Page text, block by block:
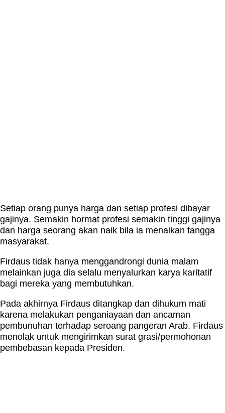
Setiap orang punya harga dan setiap profesi dibayar
gajinya. Semakin hormat profesi semakin tinggi gajinya
dan harga seorang akan naik bila ia menaikan tangga
masyarakat.
Firdaus tidak hanya menggandrongi dunia malam
melainkan juga dia selalu menyalurkan karya karitatif
bagi mereka yang membutuhkan.
Pada akhirnya Firdaus ditangkap dan dihukum mati
karena melakukan penganiayaan dan ancaman
pembunuhan terhadap seroang pangeran Arab. Firdaus
menolak untuk mengirimkan surat grasi/permohonan
pembebasan kepada Presiden.